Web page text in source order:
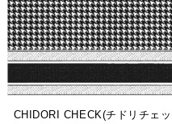
CHIDORI CHECK(チドリチェッ